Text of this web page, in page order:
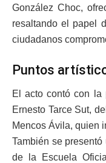
González Choc,
resaltando el papel
ciudadanos
Puntos
El acto contó con la
Ernesto Tarce Sut,
Mencos Ávila, quien
También se
de la Escuela